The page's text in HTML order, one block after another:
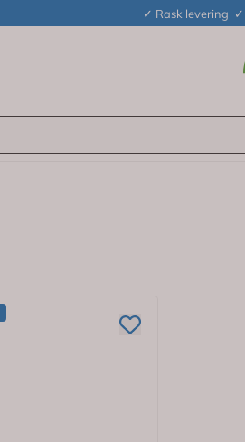
✓ Rask levering